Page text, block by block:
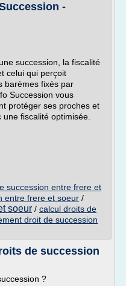
-
succession, la fiscalité
celui qui perçoit
barèmes fixés par
Succession vous
protéger ses proches et
fiscalité optimisée.
succession entre frere et
entre frere et soeur /
soeur / calcul droits de
droit de succession
de succession
?